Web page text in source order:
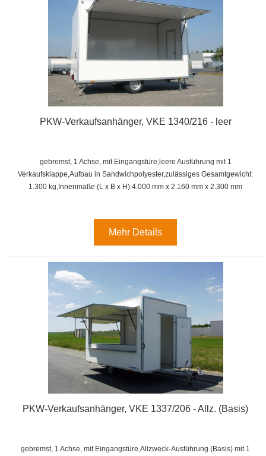
PKW-Verkaufsanhänger, VKE 1340/216 - leer
gebremst, 1 Achse, mit Eingangstüre,leere Ausführung mit 1
Verkaufsklappe,Aufbau in Sandwichpolyester,zulässiges Gesamtgewicht:
1.300 kg, Innenmaße (L x B x H):4.000 mm x 2.160 mm x 2.300 mm
Mehr Details
PKW-Verkaufsanhänger, VKE 1337/206 - Allz. (Basis)
gebremst, 1 Achse, mit Eingangstüre,Allzweck-Ausführung (Basis) mit 1